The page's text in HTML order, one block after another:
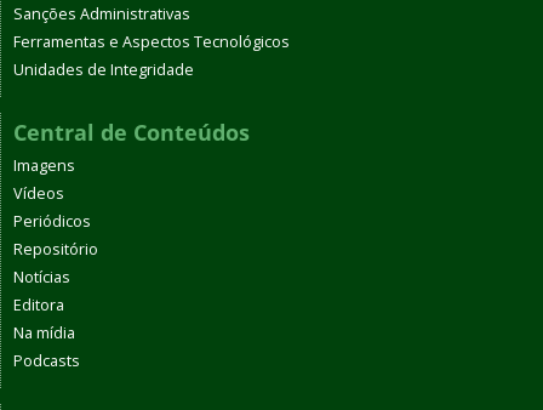
Sanções Administrativas
Ferramentas e Aspectos Tecnológicos
Unidades de Integridade
Central de Conteúdos
Imagens
Vídeos
Periódicos
Repositório
Notícias
Editora
Na mídia
Podcasts